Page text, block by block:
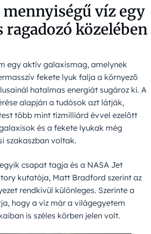
mennyiségű víz egy
közelében
egy aktív galaxismag, amelynek
fekete lyuk falja a környező
hatalmas energiát sugároz ki. A
alapján a tudósok azt látják,
több mint tízmilliárd évvel ezelőtt
és a fekete lyukak még
szakaszban voltak.
csapat tagja és a NASA Jet
kutatója, Matt Bradford szerint az
rendkívül különleges. Szerinte a
hogy a víz már a világegyetem
is széles körben jelen volt.